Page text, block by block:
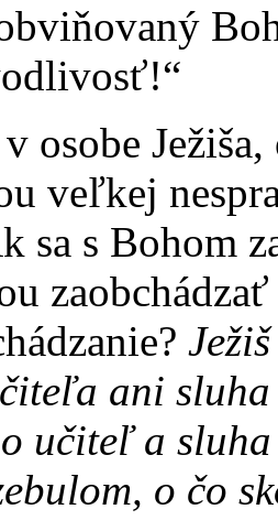
osobe
veľkej
sa s Bohom
ani
učiteľ a
o čo